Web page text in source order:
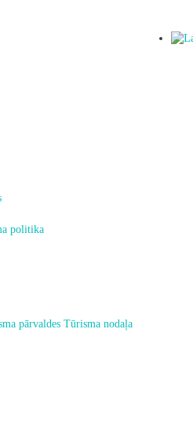
politika
pārvaldes Tūrisma nodaļa